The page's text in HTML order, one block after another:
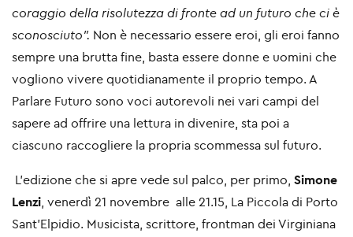
coraggio della risolutezza di fronte ad un futuro che ci è
sconosciuto". Non è necessario essere eroi, gli eroi fanno
sempre una brutta fine, basta essere donne e uomini che
vogliono vivere quotidianamente il proprio tempo. A
Parlare Futuro sono voci autorevoli nei vari campi del
sapere ad offrire una lettura in divenire, sta poi a
ciascuno raccogliere la propria scommessa sul futuro.
L’edizione che si apre vede sul palco, per primo, Simone
Lenzi, venerdì 21 novembre alle 21.15, La Piccola di Porto
Sant'Elpidio. Musicista, scrittore, frontman dei Virginiana